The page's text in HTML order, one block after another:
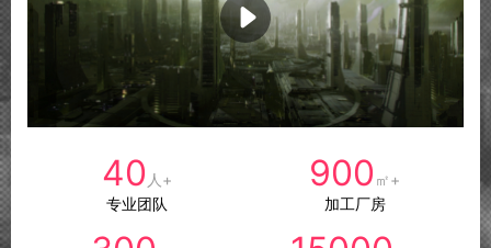
40 人+
专业团队
900 ㎡+
加工厂房